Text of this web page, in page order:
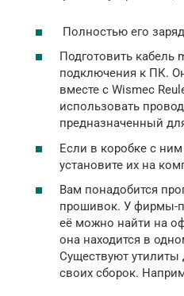
Полностью его
Подготовить кабель
подключения к ПК.
вместе с Wismec
использовать
предназначенный
Если в коробке с
установите их на
Вам понадобится
прошивок. У фирмы-
её можно найти на
она находится в
Существуют утилиты
своих сборок.